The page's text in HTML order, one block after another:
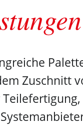
Zuschnitt